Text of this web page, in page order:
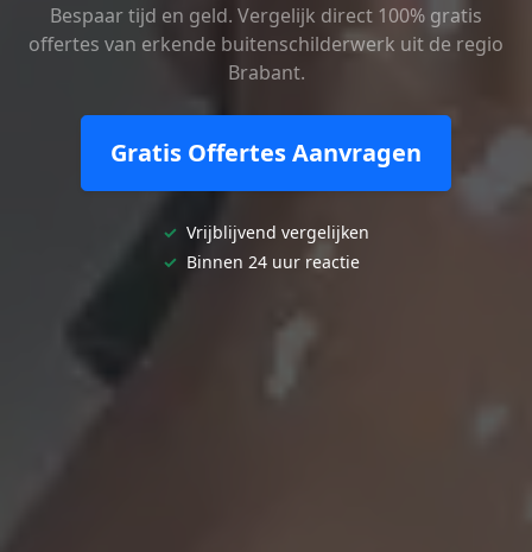
Bespaar tijd en geld. Vergelijk direct 100% gratis
offertes van erkende buitenschilderwerk uit de regio
Brabant.
Gratis Offertes Aanvragen
✓ Vrijblijvend vergelijken
✓ Binnen 24 uur reactie